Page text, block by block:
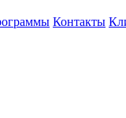
Контакты